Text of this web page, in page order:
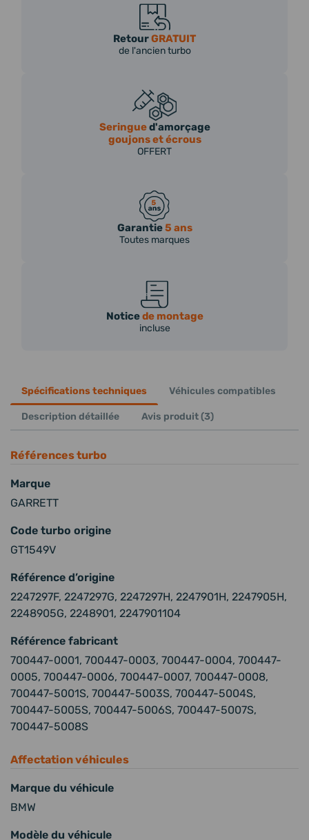
RetourGRATUIT
de l'ancien turbo
Seringued'amorçage
goujons et écrous
OFFERT
Garantie5 ans
Toutes marques
Noticede montage
incluse
Spécifications techniques Véhicules compatibles
Description détaillée Avis produit (3)
Références turbo
Marque
GARRETT
Code turbo origine
GT1549V
Référence d’origine
2247297F, 2247297G, 2247297H, 2247901H, 2247905H,
2248905G, 2248901, 2247901104
Référence fabricant
700447-0001, 700447-0003, 700447-0004, 700447-
0005, 700447-0006, 700447-0007, 700447-0008,
700447-5001S, 700447-5003S, 700447-5004S,
700447-5005S, 700447-5006S, 700447-5007S,
700447-5008S
Affectation véhicules
Marque du véhicule
BMW
Modèle du véhicule